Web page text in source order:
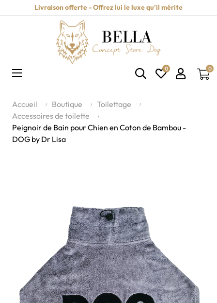
Livraison offerte - Offrez lui le luxe qu'il mérite
Basculer
☰ 0 0
Accueil Boutique
Toilettage
Accessoires de toilette
Peignoir de Bain pour Chien en Coton de Bambou -
DOG by Dr Lisa